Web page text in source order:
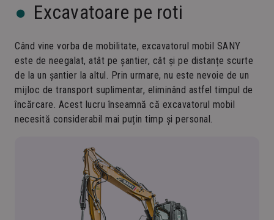
Excavatoare pe roti
Când vine vorba de mobilitate, excavatorul mobil SANY
este de neegalat, atât pe șantier, cât și pe distanțe scurte
de la un șantier la altul. Prin urmare, nu este nevoie de un
mijloc de transport suplimentar, eliminând astfel timpul de
încărcare. Acest lucru înseamnă că excavatorul mobil
necesită considerabil mai puțin timp și personal.